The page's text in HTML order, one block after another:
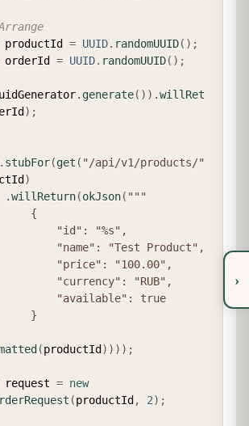
productId = UUID. randomUUID( ) ;
orderId = UUID. randomUUID( ) ;
. generate( ) ) .willRet
) ;
. stubFor(get ( "/api/v1/products/"
)
.willReturn(okJson( """
(productId ) ) ) ) ;
request = new
(productId , 2) ;
›